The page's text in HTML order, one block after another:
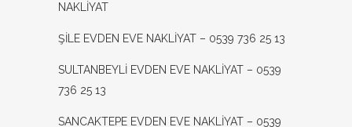
NAKLİYAT
ŞİLE EVDEN EVE NAKLİYAT – 0539 736 25 13
SULTANBEYLİ EVDEN EVE NAKLİYAT – 0539
736 25 13
SANCAKTEPE EVDEN EVE NAKLİYAT – 0539